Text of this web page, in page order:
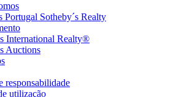
Portugal Sotheby´s Realty
International Realty®
Auctions
responsabilidade
utilização